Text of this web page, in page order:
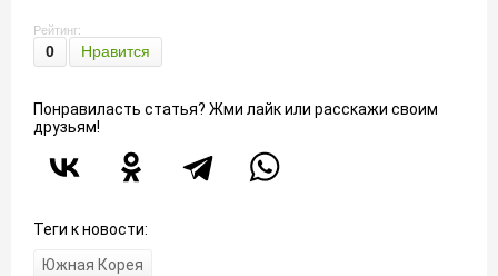
Рейтинг:
0 Нравится
Понравиласть статья? Жми лайк или расскажи своим
друзьям!
Теги к новости:
Южная Корея